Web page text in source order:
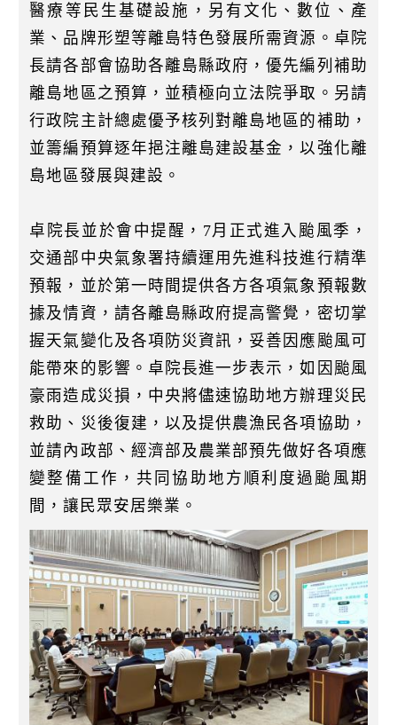
醫療等民生基礎設施，另有文化、數位、產
業、品牌形塑等離島特色發展所需資源。卓院
長請各部會協助各離島縣政府，優先編列補助
離島地區之預算，並積極向立法院爭取。另請
行政院主計總處優予核列對離島地區的補助，
並籌編預算逐年挹注離島建設基金，以強化離
島地區發展與建設。
卓院長並於會中提醒，7月正式進入颱風季，
交通部中央氣象署持續運用先進科技進行精準
預報，並於第一時間提供各方各項氣象預報數
據及情資，請各離島縣政府提高警覺，密切掌
握天氣變化及各項防災資訊，妥善因應颱風可
能帶來的影響。卓院長進一步表示，如因颱風
豪雨造成災損，中央將儘速協助地方辦理災民
救助、災後復建，以及提供農漁民各項協助，
並請內政部、經濟部及農業部預先做好各項應
變整備工作，共同協助地方順利度過颱風期
間，讓民眾安居樂業。